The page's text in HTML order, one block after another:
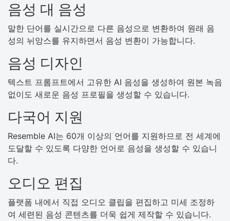
음성 대 음성
말한 단어를 실시간으로 다른 음성으로 변환하여 원래 음
성의 뉘앙스를 유지하면서 음성 변환이 가능합니다.
음성 디자인
텍스트 프롬프트에서 고유한 AI 음성을 생성하여 원본 녹음
없이도 새로운 음성 프로필을 생성할 수 있습니다.
다국어 지원
Resemble AI는 60개 이상의 언어를 지원하므로 전 세계에
도달할 수 있도록 다양한 언어로 음성을 생성할 수 있습니
다.
오디오 편집
플랫폼 내에서 직접 오디오 클립을 편집하고 미세 조정하
여 세련된 음성 콘텐츠를 더욱 쉽게 제작할 수 있습니다.